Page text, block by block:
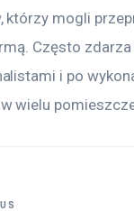
którzy mogli
Często
i po
wielu